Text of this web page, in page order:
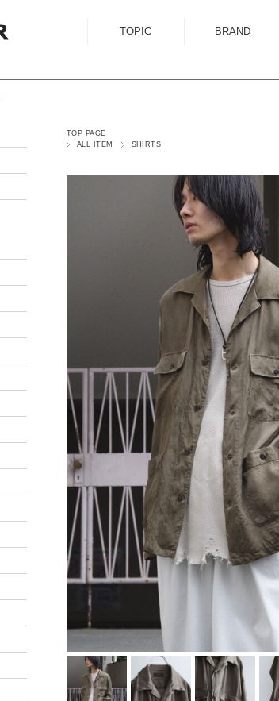
TOPIC BRAND
AUTTAA
BED J.W. FORD
BOW WOW
CUINIIE
Edwina Horl
EMAM
Garden of Eden
HAAL
HAFFMANS &
NEUMEISTER
JUHA
KUBORAUM
macromauro
MASU
my beautiful
landlet
Sasquatchfabrix.
SEALSON
TOP PAGE
ALL ITEM
SHIRTS